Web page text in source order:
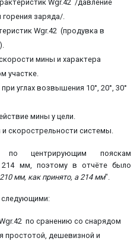
Wgr.42 /давление
заряда/.
Wgr.42 (продувка в
мины и характера
участке.
углах возвышения 10°, 20°, 30°
мины у цели.
и скорострельности системы.
центрирующим пояскам
мм, поэтому в отчёте было
мм, как принято, а 214 мм".
по сранению со снарядом
простотой, дешевизной и